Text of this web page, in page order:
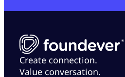
Create connection.
Value conversation.